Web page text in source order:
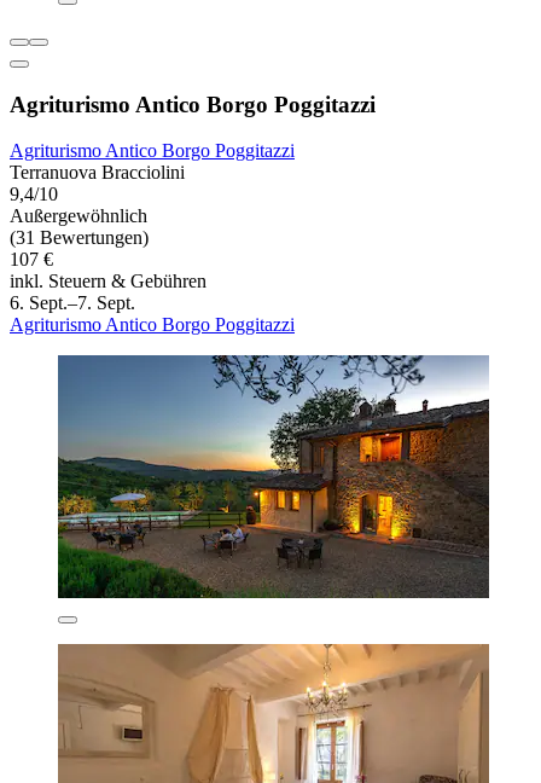
Agriturismo Antico Borgo Poggitazzi
Agriturismo Antico Borgo Poggitazzi
Terranuova Bracciolini
9,4/10
Außergewöhnlich
(31 Bewertungen)
107 €
inkl. Steuern & Gebühren
6. Sept.–7. Sept.
Agriturismo Antico Borgo Poggitazzi